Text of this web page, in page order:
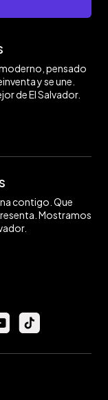
pensado
y se une.
de El Salvador.
contigo. Que
Mostramos